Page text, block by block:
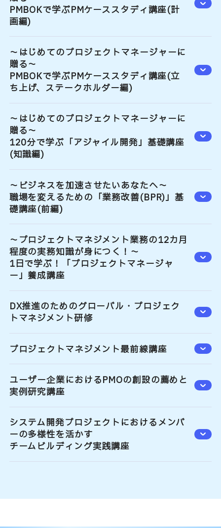
PMBOKで学ぶPMケーススタディ講座(計
画編)
～はじめてのプロジェクトマネージャーに
贈る～
PMBOKで学ぶPMケーススタディ講座(立
ち上げ、ステークホルダー編)
～はじめてのプロジェクトマネージャーに
贈る～
120分で学ぶ「アジャイル開発」基礎講座
(知識編)
～ビジネスを加速させたいあなたへ～
職場を変えるための「業務改善(BPR)」基
礎講座(前編)
～プロジェクトマネジメント業務の12カ月
程度の実務知識が身につく！～
1日で学ぶ！「プロジェクトマネージャ
ー」養成講座
DX推進のためのグローバル・プロジェク
トマネジメント研修
プロジェクトマネジメント最前線講座
ユーザー企業におけるPMOの創設の薦めと
実例研究講座
システム開発プロジェクトにおけるメンバ
ーの多様性を活かす
チームビルディング実践講座